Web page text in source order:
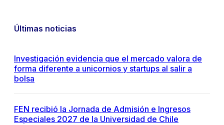
Últimas noticias
Investigación evidencia que el mercado valora de
forma diferente a unicornios y startups al salir a
bolsa
FEN recibió la Jornada de Admisión e Ingresos
Especiales 2027 de la Universidad de Chile